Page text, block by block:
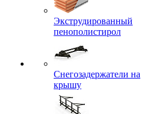
Экструдированный
пенополистирол
Снегозадержатели на
крышу